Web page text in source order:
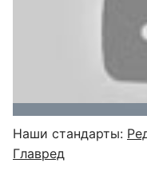
Наши стандарты:
Главред